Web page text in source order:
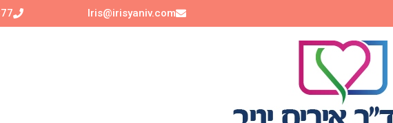
Iris@irisyaniv.com